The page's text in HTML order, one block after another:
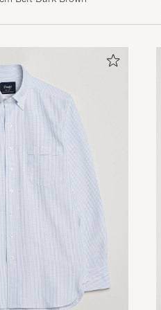
very
two more